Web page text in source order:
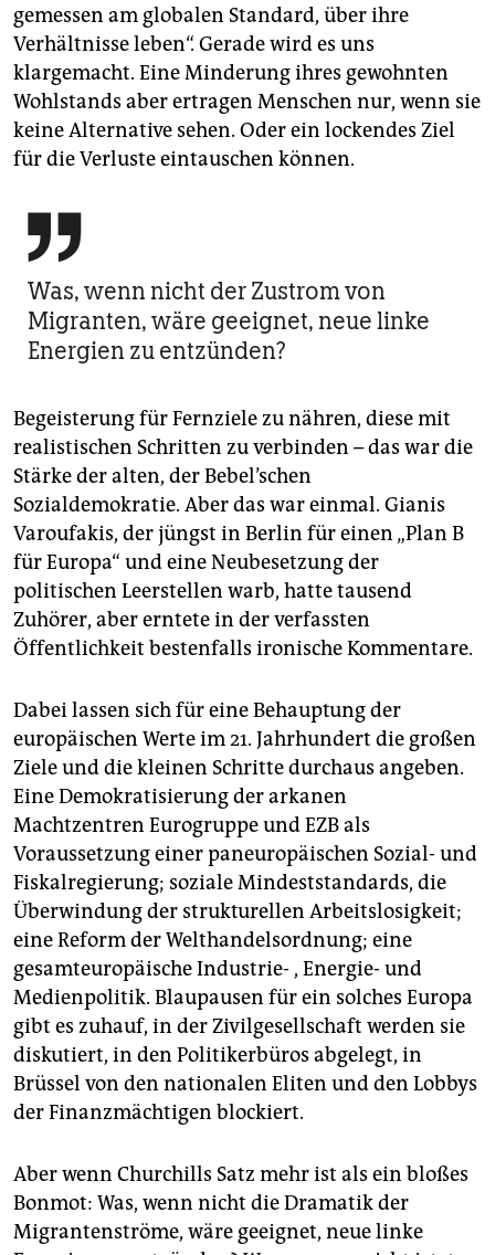
gemessen am globalen Standard, über ihre
Verhältnisse leben“. Gerade wird es uns
klargemacht. Eine Minderung ihres gewohnten
Wohlstands aber ertragen Menschen nur, wenn sie
keine Alternative sehen. Oder ein lockendes Ziel
für die Verluste eintauschen können.

Was, wenn nicht der Zustrom von
Migranten, wäre geeignet, neue linke
Energien zu entzünden?
Begeisterung für Fernziele zu nähren, diese mit
realistischen Schritten zu verbinden – das war die
Stärke der alten, der Bebel’schen
Sozialdemokratie. Aber das war einmal. Gianis
Varoufakis, der jüngst in Berlin für einen „Plan B
für Europa“ und eine Neubesetzung der
politischen Leerstellen warb, hatte tausend
Zuhörer, aber erntete in der verfassten
Öffentlichkeit bestenfalls ironische Kommentare.
Dabei lassen sich für eine Behauptung der
europäischen Werte im 21. Jahrhundert die großen
Ziele und die kleinen Schritte durchaus angeben.
Eine Demokratisierung der arkanen
Machtzentren Eurogruppe und EZB als
Voraussetzung einer paneuropäischen Sozial- und
Fiskalregierung; soziale Mindeststandards, die
Überwindung der strukturellen Arbeitslosigkeit;
eine Reform der Welthandelsordnung; eine
gesamteuropäische Industrie- , Energie- und
Medienpolitik. Blaupausen für ein solches Europa
gibt es zuhauf, in der Zivilgesellschaft werden sie
diskutiert, in den Politikerbüros abgelegt, in
Brüssel von den nationalen Eliten und den Lobbys
der Finanzmächtigen blockiert.
Aber wenn Churchills Satz mehr ist als ein bloßes
Bonmot: Was, wenn nicht die Dramatik der
Migrantenströme, wäre geeignet, neue linke